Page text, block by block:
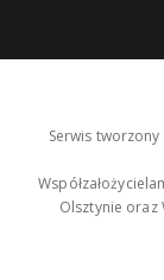
Serwis
Olsztynie oraz